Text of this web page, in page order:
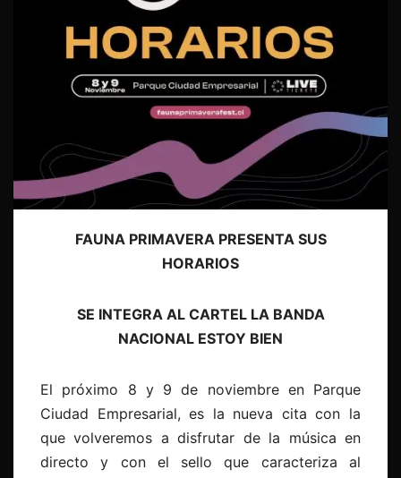
FAUNA PRIMAVERA PRESENTA SUS
HORARIOS
SE INTEGRA AL CARTEL LA BANDA
NACIONAL ESTOY BIEN
El próximo 8 y 9 de noviembre en Parque
Ciudad Empresarial, es la nueva cita con la
que volveremos a disfrutar de la música en
directo y con el sello que caracteriza al